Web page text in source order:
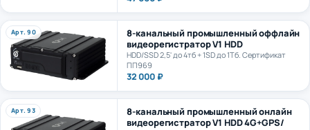
Арт. 90
8-канальный промышленный оффлайн
видеорегистратор V1 HDD
HDD/SSD 2,5' до 4тб + 1SD до 1Тб. Сертификат
ПП969
32 000 ₽
Арт. 93
8-канальный промышленный онлайн
видеорегистратор V1 HDD 4G+GPS/
ГЛОНАСС